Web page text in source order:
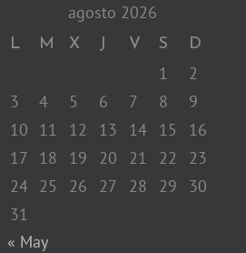
agosto 2026
L M X J V S D
1
2
3
4 5 6 7 8
9
10
11 12 13 14 15
16
17
18 19 20 21 22
23
24 25 26 27 28 29
30
31
« May